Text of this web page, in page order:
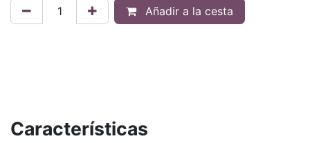
Añadir a la cesta
Características